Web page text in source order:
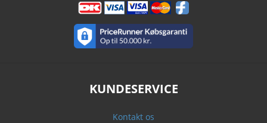
KUNDESERVICE
Kontakt os